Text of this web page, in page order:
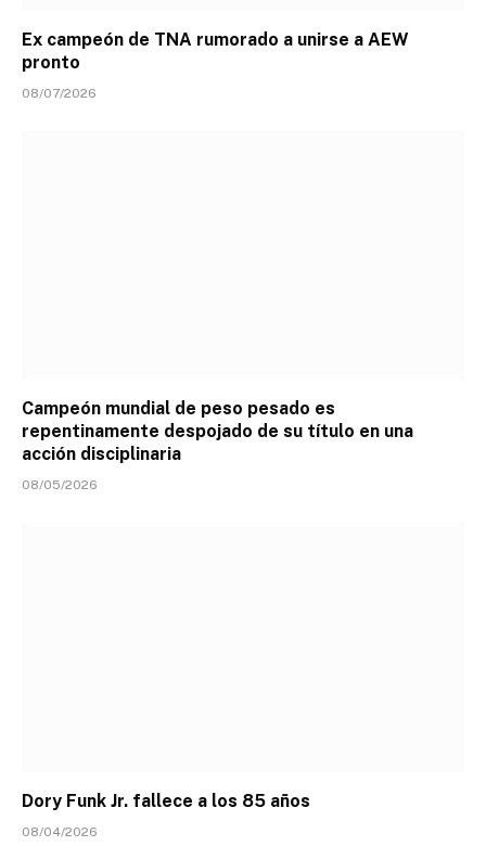
Ex campeón de TNA rumorado a unirse a AEW
pronto
08/07/2026
Campeón mundial de peso pesado es
repentinamente despojado de su título en una
acción disciplinaria
08/05/2026
Dory Funk Jr. fallece a los 85 años
08/04/2026